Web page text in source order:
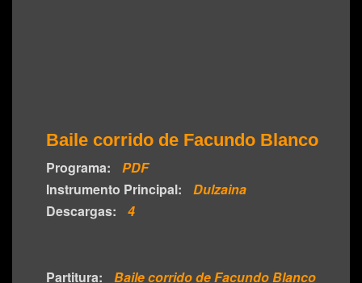
Baile corrido de Facundo Blanco
Programa:
PDF
Instrumento Principal:
Dulzaina
Descargas:
4
Partitura:
Baile corrido de Facundo Blanco